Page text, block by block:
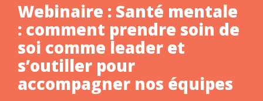
Webinaire : Santé mentale
: comment prendre soin de
soi comme leader et
s’outiller pour
accompagner nos équipes